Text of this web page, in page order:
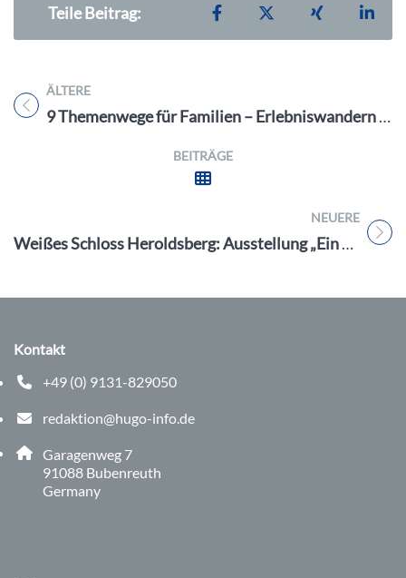
Teile Beitrag: Teilen auf Facebook
Teilen auf XTeilen auf
ÄLTERE
Titel für Beitrag
9 Themenwege für Familien – Erlebniswandern rund um Nürnberg, Fürth & Erlangen
BEITRÄGE
NEUERE
Titel für Beitrag
Weißes Schloss Heroldsberg: Ausstellung „Ein Meister der Farbe im Gedächtnis der Region“ vom 27.3. – 4.10.2026
Kontakt
+49 (0) 9131-829050
Telefonnummer: 0 9 1 3 1 8 2 9 0 5 0
redaktion@hugo-info.de
E-Mail Adresse: redaktion@hugo-info.de
Adresse:
Garagenweg 7
91088 , 9 1 0 8 8
Bubenreuth
Germany